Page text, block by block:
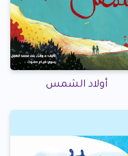
أولاد الشمس